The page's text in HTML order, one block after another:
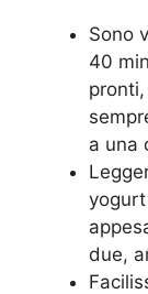
Sono
40
a una
yogurt
due,